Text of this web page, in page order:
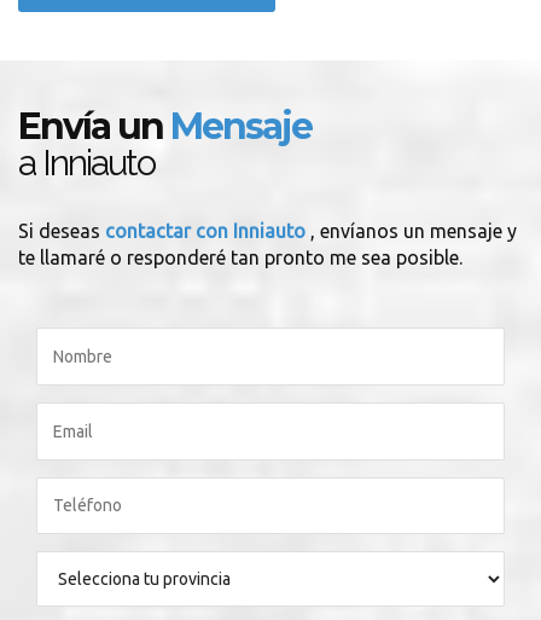
Envía un Mensaje
a Inniauto
Si deseas contactar con Inniauto , envíanos un mensaje y
te llamaré o responderé tan pronto me sea posible.